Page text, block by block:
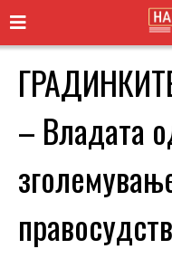
– Владата